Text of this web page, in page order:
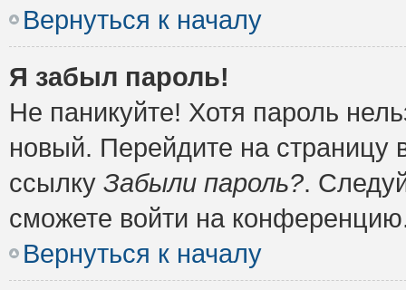
Вернуться к началу
Я забыл пароль!
Не паникуйте! Хотя пароль
новый. Перейдите на
ссылку Забыли пароль?.
сможете войти на
Вернуться к началу